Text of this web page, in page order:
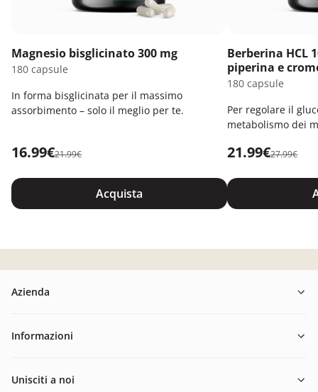
Magnesio bisglicinato 300 mg
180 capsule
In forma bisglicinata per il massimo
assorbimento – solo il meglio per te.
16.99€21.99€
Acquista
Berberina HCL
piperina e
180 capsule
Per regolare il
metabolismo dei
21.99€27.99€
Azienda
Informazioni
Unisciti a noi